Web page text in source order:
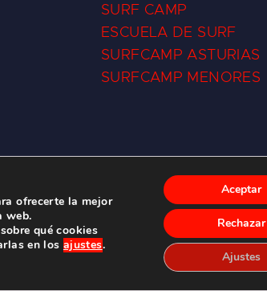
SURF CAMP
ESCUELA DE SURF
SURFCAMP ASTURIAS
SURFCAMP MENORES
©2026.
GALAN 1, SALINAS (ASTURIAS)
ofrecerte la mejor
web.
qué cookies
en los ajustes.
Aceptar
Rechazar
Ajustes